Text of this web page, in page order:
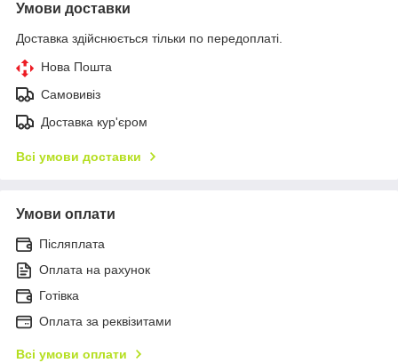
Умови доставки
Доставка здійснюється тільки по передоплаті.
Нова Пошта
Самовивіз
Доставка кур'єром
Всі умови доставки
Умови оплати
Післяплата
Оплата на рахунок
Готівка
Оплата за реквізитами
Всі умови оплати